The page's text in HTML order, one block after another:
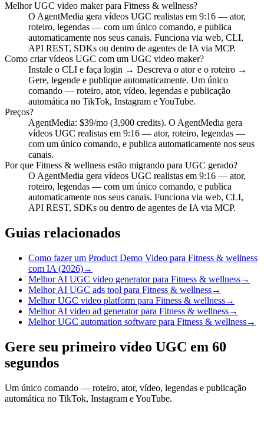
Melhor UGC video maker para Fitness & wellness?
O AgentMedia gera vídeos UGC realistas em 9:16 — ator,
roteiro, legendas — com um único comando, e publica
automaticamente nos seus canais. Funciona via web, CLI,
API REST, SDKs ou dentro de agentes de IA via MCP.
Como criar vídeos UGC com um UGC video maker?
Instale o CLI e faça login → Descreva o ator e o roteiro →
Gere, legende e publique automaticamente. Um único
comando — roteiro, ator, vídeo, legendas e publicação
automática no TikTok, Instagram e YouTube.
Preços?
AgentMedia: $39/mo (3,900 credits). O AgentMedia gera
vídeos UGC realistas em 9:16 — ator, roteiro, legendas —
com um único comando, e publica automaticamente nos seus
canais.
Por que Fitness & wellness estão migrando para UGC gerado?
O AgentMedia gera vídeos UGC realistas em 9:16 — ator,
roteiro, legendas — com um único comando, e publica
automaticamente nos seus canais. Funciona via web, CLI,
API REST, SDKs ou dentro de agentes de IA via MCP.
Guias relacionados
Como fazer um Product Demo Video para Fitness & wellness
com IA (2026)→
Melhor AI UGC video generator para Fitness & wellness→
Melhor AI UGC ads tool para Fitness & wellness→
Melhor UGC video platform para Fitness & wellness→
Melhor AI video ad generator para Fitness & wellness→
Melhor UGC automation software para Fitness & wellness→
Gere seu primeiro vídeo UGC em 60
segundos
Um único comando — roteiro, ator, vídeo, legendas e publicação
automática no TikTok, Instagram e YouTube.